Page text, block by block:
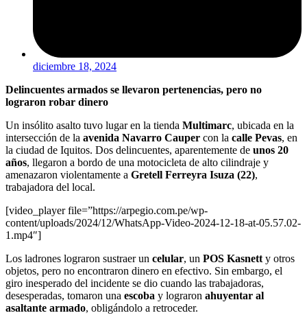
diciembre 18, 2024
Delincuentes armados se llevaron pertenencias, pero no
lograron robar dinero
Un insólito asalto tuvo lugar en la tienda Multimarc, ubicada en la
intersección de la avenida Navarro Cauper con la calle Pevas, en
la ciudad de Iquitos. Dos delincuentes, aparentemente de unos 20
años, llegaron a bordo de una motocicleta de alto cilindraje y
amenazaron violentamente a Gretell Ferreyra Isuza (22),
trabajadora del local.
[video_player file=”https://arpegio.com.pe/wp-
content/uploads/2024/12/WhatsApp-Video-2024-12-18-at-05.57.02-
1.mp4″]
Los ladrones lograron sustraer un celular, un POS Kasnett y otros
objetos, pero no encontraron dinero en efectivo. Sin embargo, el
giro inesperado del incidente se dio cuando las trabajadoras,
desesperadas, tomaron una escoba y lograron ahuyentar al
asaltante armado, obligándolo a retroceder.